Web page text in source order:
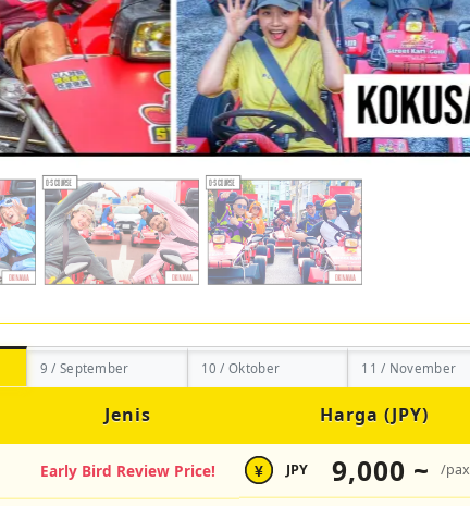
9 / September 10 / Oktober 11 / November
Jenis Harga (JPY)
Early Bird Review Price! ¥ JPY 9,000 ~ /pax